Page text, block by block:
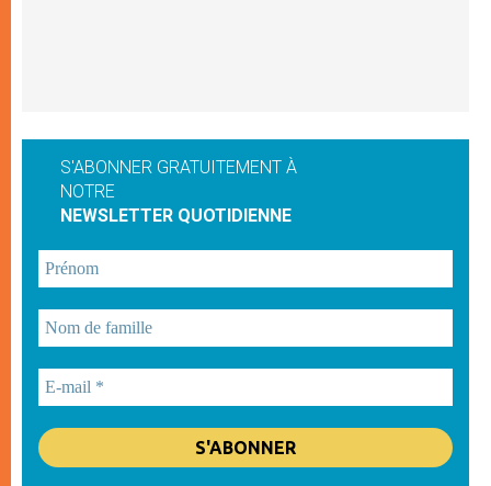
S'ABONNER GRATUITEMENT À
NOTRE
NEWSLETTER QUOTIDIENNE